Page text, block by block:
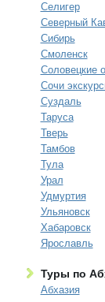
Селигер
Северный
Сибирь
Смоленск
Соловецкие
Сочи
Суздаль
Таруса
Тверь
Тамбов
Тула
Урал
Удмуртия
Ульяновск
Хабаровск
Ярославль
Туры по
Абхазия